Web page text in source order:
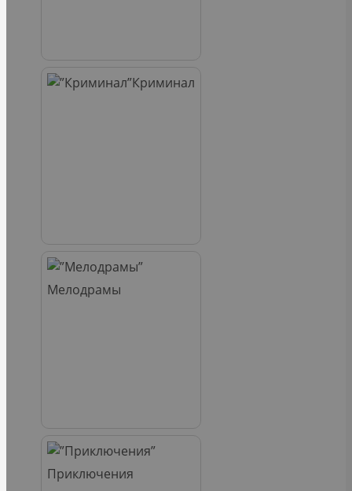
Криминал
Мелодрамы
Приключения